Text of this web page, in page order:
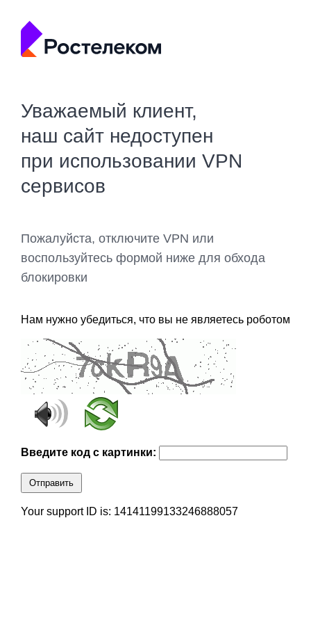
Уважаемый клиент,
наш сайт недоступен
при использовании VPN
сервисов
Пожалуйста, отключите VPN или
воспользуйтесь формой ниже для обхода
блокировки
Нам нужно убедиться, что вы не являетесь роботом
Введите код с картинки:
Отправить
Your support ID is: 14141199133246888057